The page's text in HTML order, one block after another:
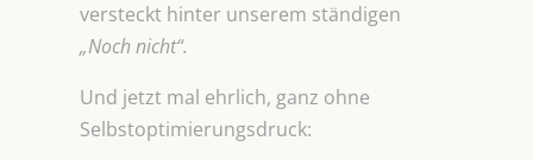
versteckt hinter unserem ständigen
„Noch nicht“.
Und jetzt mal ehrlich, ganz ohne
Selbstoptimierungsdruck: